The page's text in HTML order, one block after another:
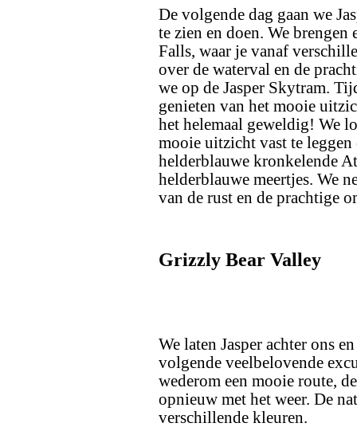
De volgende dag gaan we
te zien en doen. We brengen
Falls, waar je vanaf
over de waterval en de
we op de Jasper Skytram.
genieten van het mooie
het helemaal geweldig! We
mooie uitzicht vast te leggen
helderblauwe kronkelende
helderblauwe meertjes. We
van de rust en de prachtige
Grizzly Bear Valley
We laten Jasper achter ons
volgende veelbelovende
wederom een mooie route,
opnieuw met het weer. De
verschillende kleuren.